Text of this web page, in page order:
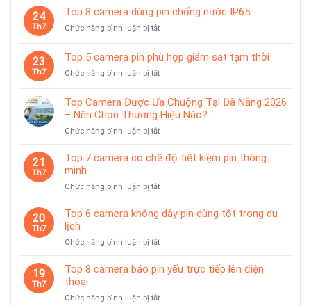
vàng
giá
từ
tiện
6
camera
có
sạc
24
Th7
Top 8 camera dùng pin chống nước IP65
Chức năng bình luận bị tắtở
8
camera
dùng
chống
nước
IP65
23
Th7
Top 5 camera pin phù hợp giám sát tạm thời
Chức năng bình luận bị tắtở
5
camera
pin
phù
giám
thời
Top Camera Được Ưa Chuộng Tại Đà Nẵng 2026
– Nên Chọn Thương Hiệu Nào?
Chức năng bình luận bị tắtở
Camera
Được
Chuộng
Đà
Chọn
Hiệu
21
Th7
Top 7 camera có chế độ tiết kiệm pin thông
minh
Chức năng bình luận bị tắtở
camera
chế
tiết
20
Th7
Top 6 camera không dây pin dùng tốt trong du
lịch
Chức năng bình luận bị tắtở
6
camera
dây
19
Th7
Top 8 camera báo pin yếu trực tiếp lên điện
thoại
Chức năng bình luận bị tắtở